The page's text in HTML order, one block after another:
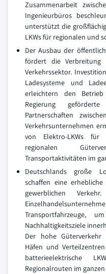
Zusammenarbeit
Ingenieurbüros
unterstützt die
LKWs für regionalen und
Der Ausbau der
fördert die Verbreitung
Verkehrssektor.
Ladesysteme und
erleichtern den
Regierung
Partnerschaften
Verkehrsunternehmen
von Elektro-LKWs für
regionalen
Transportaktivitäten im
Deutschlands große
schaffen eine
gewerblichen
Transportfahrzeuge,
Nachhaltigkeitsziele
Der hohe Güterverkehr
Häfen und
batterieelektrische
Regionalrouten im